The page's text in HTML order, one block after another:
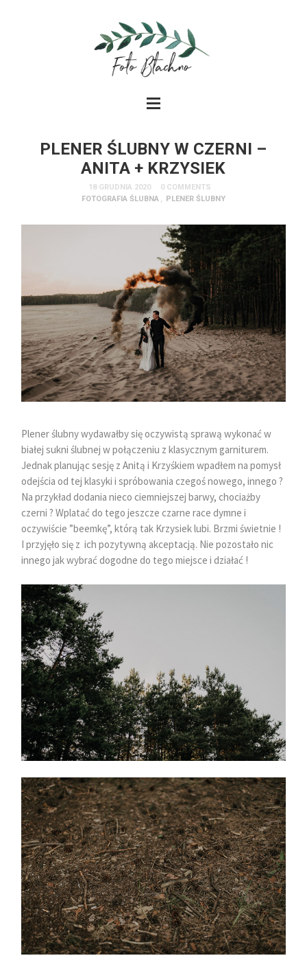
PLENER ŚLUBNY W CZERNI –
ANITA + KRZYSIEK
18 GRUDNIA 2020
0 COMMENTS
FOTOGRAFIA ŚLUBNA , PLENER ŚLUBNY
Plener ślubny wydawałby się oczywistą sprawą wykonać w
białej sukni ślubnej w połączeniu z klasycznym garniturem.
Jednak planując sesję z Anitą i Krzyśkiem wpadłem na pomysł
odejścia od tej klasyki i spróbowania czegoś nowego, innego ?
Na przykład dodania nieco ciemniejszej barwy, chociażby
czerni ? Wplatać do tego jeszcze czarne race dymne i
oczywiście ”beemkę”, którą tak Krzysiek lubi. Brzmi świetnie !
I przyjęło się z ich pozytywną akceptacją. Nie pozostało nic
innego jak wybrać dogodne do tego miejsce i działać !